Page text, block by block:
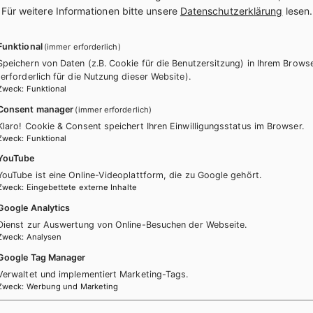
Bände dieser
Für weitere Informationen bitte unsere Datenschutzerklärung lesen.
(immer erforderlich)
von Daten (z.B. Cookie für die Benutzersitzung) in Ihrem
für die Nutzung dieser Website).
: Funktional
manager (immer erforderlich)
Cookie & Consent speichert Ihren Einwilligungsstatus im Browser.
: Funktional
ist eine Online-Videoplattform, die zu Google gehört.
: Eingebettete externe Inhalte
Analytics
zur Auswertung von Online-Besuchen der Webseite.
: Analysen
Tag Manager
und implementiert Marketing-Tags.
: Werbung und Marketing